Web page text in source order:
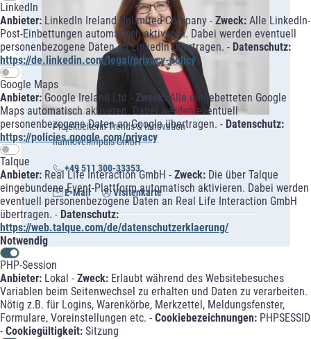
LinkedIn
Anbieter: LinkedIn Ireland Unlimited Company - Zweck: Alle LinkedIn-
Post-Einbettungen automatisch aktiveren. Dabei werden eventuell
personenbezogene Daten an LinkedIn übertragen. - Datenschutz:
https://de.linkedin.com/legal/privacy-policy
Google Maps
Anbieter: Google Ireland Ltd - Zweck: Alle eingebetteten Google
Maps automatisch aktiveren. Dabei werden eventuell
personenbezogene Daten an Google übertragen. - Datenschutz:
https://policies.google.com/privacy
Talque
Anbieter: Real Life Interaction GmbH - Zweck: Die über Talque
eingebundene Event-Plattform automatisch aktivieren. Dabei werden
eventuell personenbezogene Daten an Real Life Interaction GmbH
übertragen. -Datenschutz:
https://web.talque.com/de/datenschutzerklaerung/
Notwendig
PHP-Session
Anbieter: Lokal - Zweck: Erlaubt während des Websitebesuches
Variablen beim Seitenwechsel zu erhalten und Daten zu verarbeiten.
Nötig z.B. für Logins, Warenkörbe, Merkzettel, Meldungsfenster,
Formulare, Voreinstellungen etc. - Cookiebezeichnungen: PHPSESSID
- Cookiegültigkeit: Sitzung
Projektleiterin Trends & Innovation
hannoverimpuls GmbH
+49 511 300-33353
E-Mail Visitenkarte